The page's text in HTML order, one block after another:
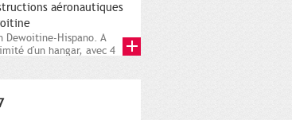
aéronautiques
Dewoitine-Hispano. A
d'un hangar, avec 4